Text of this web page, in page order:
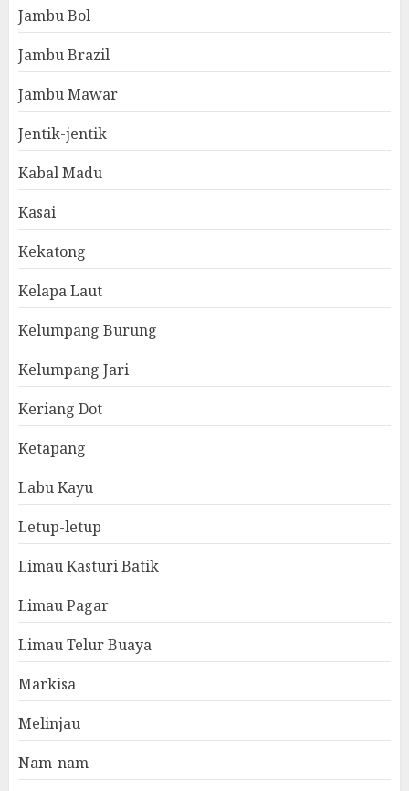
Jambu Bol
Jambu Brazil
Jambu Mawar
Jentik-jentik
Kabal Madu
Kasai
Kekatong
Kelapa Laut
Kelumpang Burung
Kelumpang Jari
Keriang Dot
Ketapang
Labu Kayu
Letup-letup
Limau Kasturi Batik
Limau Pagar
Limau Telur Buaya
Markisa
Melinjau
Nam-nam